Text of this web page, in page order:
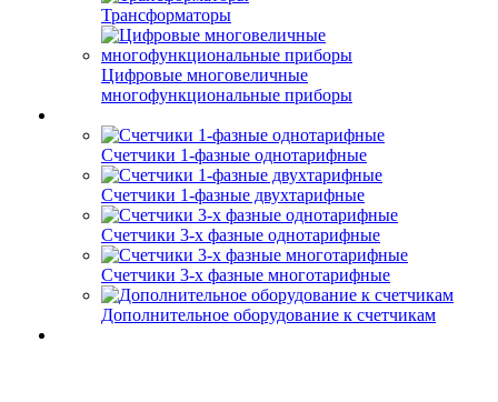
Трансформаторы
Цифровые многовеличные
многофункциональные приборы
Счетчики 1-фазные однотарифные
Счетчики 1-фазные двухтарифные
Счетчики 3-х фазные однотарифные
Счетчики 3-х фазные многотарифные
Дополнительное оборудование к счетчикам